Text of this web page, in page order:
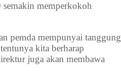
memperkokoh
pemda mempunyai tanggung
kita berharap
juga akan membawa